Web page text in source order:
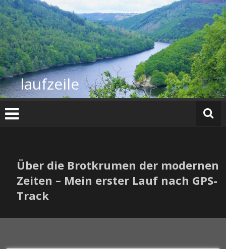
Zum
Inhalt
springen
laufzeile
Über die Brotkrumen der modernen
Zeiten – Mein erster Lauf nach GPS-
Track